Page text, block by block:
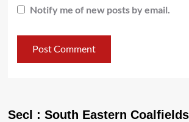
Notify me of new posts by email.
Secl : South Eastern